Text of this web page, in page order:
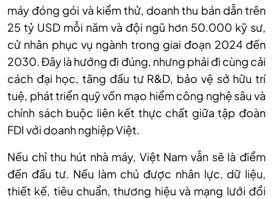
máy đóng gói và kiểm thử, doanh thu bán dẫn trên
25 tỷ USD mỗi năm và đội ngũ hơn 50.000 kỹ sư,
cử nhân phục vụ ngành trong giai đoạn 2024 đến
2030.Đây là hướng đi đúng, nhưng phải đi cùng cải
cách đại học, tăng đầu tư R&D, bảo vệ sở hữu trí
tuệ, phát triển quỹ vốn mạo hiểm công nghệ sâu và
chính sách buộc liên kết thực chất giữa tập đoàn
FDI với doanh nghiệp Việt.
Nếu chỉ thu hút nhà máy, Việt Nam vẫn sẽ là điểm
đến đầu tư. Nếu làm chủ được nhân lực, dữ liệu,
thiết kế, tiêu chuẩn, thương hiệu và mạng lưới đổi